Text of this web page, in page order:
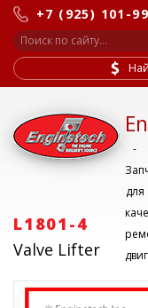
+7 (925) 101-
-
для
L1801-4
Valve Lifter